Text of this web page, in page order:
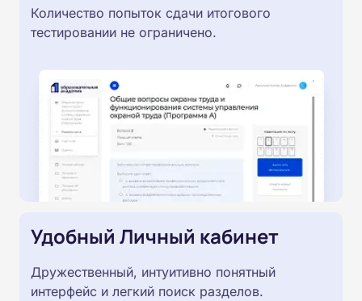
Количество попыток сдачи итогового
тестировании не ограничено.
Удобный Личный кабинет
Дружественный, интуитивно понятный
интерфейс и легкий поиск разделов.